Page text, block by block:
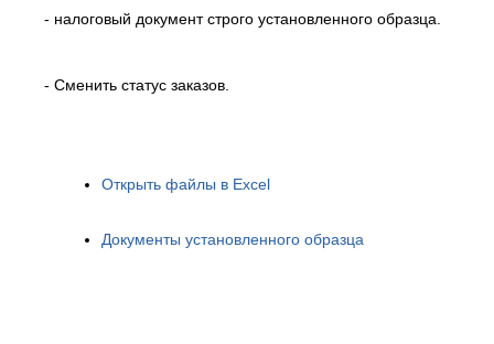
- налоговый документ строго установленного образца.
- Сменить статус заказов.
Открыть файлы в Excel
Документы установленного образца